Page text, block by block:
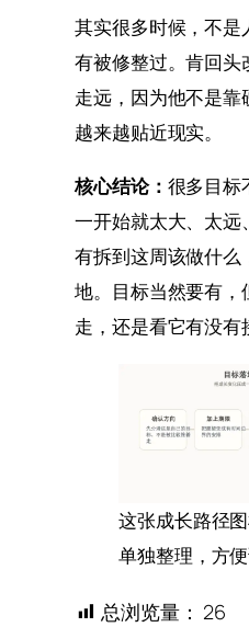
其实很多时候，不
有被修整过。肯回头
走远，因为他不是
越来越贴近现实。
核心结论： 很多目标
一开始就太大、太远
有拆到这周该做什么
地。目标当然要有，
走，还是看它有没有
这张成长路径
单独整理，方便
总浏览量： 26